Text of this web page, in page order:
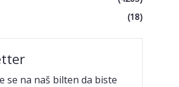
(18)
se na naš bilten da biste